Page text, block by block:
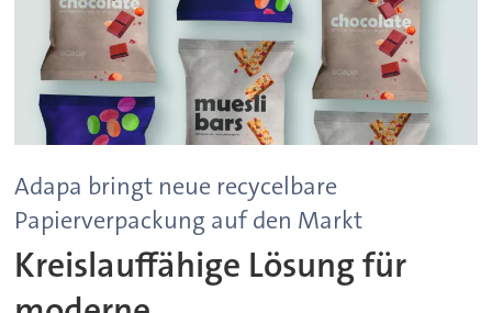
Adapa bringt neue recycelbare
Papierverpackung auf den Markt
Kreislauffähige Lösung für